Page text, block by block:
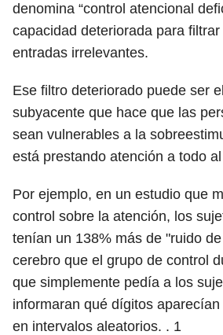
denomina “control atencional
capacidad deteriorada para
entradas irrelevantes.
Ese filtro deteriorado puede ser
subyacente que hace que las
sean vulnerables a la
está prestando atención a todo
Por ejemplo, en un estudio que
control sobre la atención, los
tenían un 138% más de "ruido
cerebro que el grupo de control
que simplemente pedía a los
informaran qué dígitos
en intervalos aleatorios. . 1